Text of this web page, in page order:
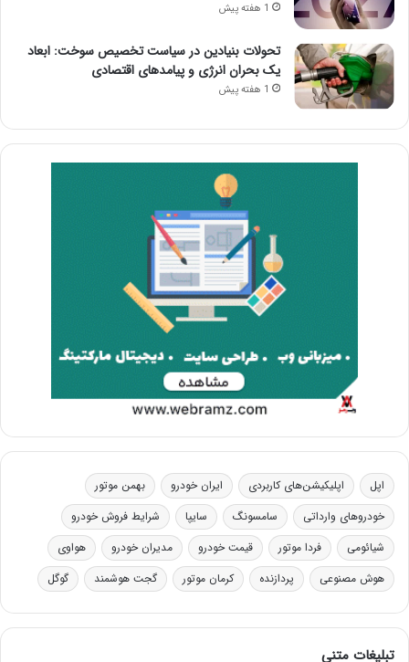
1 هفته پیش
تحولات بنیادین در سیاست تخصیص سوخت: ابعاد
یک بحران انرژی و پیامدهای اقتصادی
1 هفته پیش
اپل اپلیکیشن‌های کاربردی ایران خودرو
بهمن موتور
خودروهای وارداتی
سامسونگ سایپا
شرایط فروش خودرو
شیائومی
فردا موتور قیمت خودرو مدیران خودرو
هواوی
هوش مصنوعی
پردازنده کرمان موتور گجت هوشمند گوگل
تبلیغات متنی